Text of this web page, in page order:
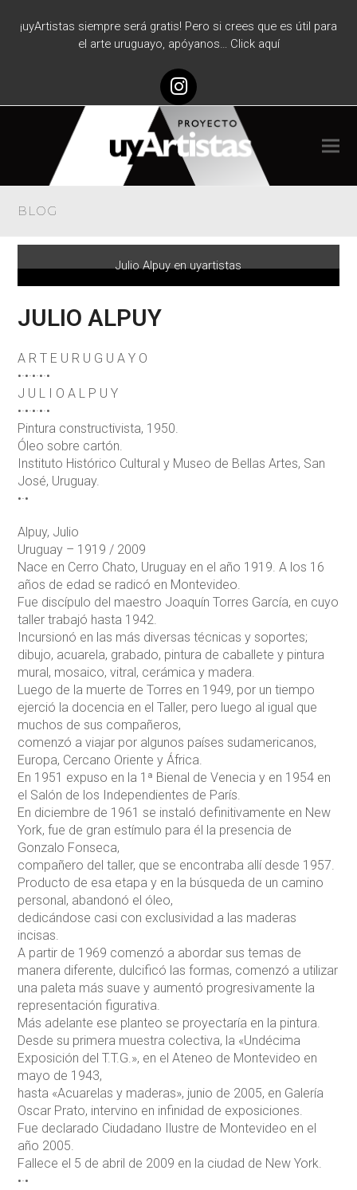
¡uyArtistas siempre será gratis! Pero si crees que es útil para
el arte uruguayo, apóyanos… Click aquí
Instagram
BLOG
Julio Alpuy en uyartistas
JULIO ALPUY
A R T E U R U G U A Y O
•·•·•·•·•
J U L I O A L P U Y
•·•·•·•·•
Pintura constructivista, 1950.
Óleo sobre cartón.
Instituto Histórico Cultural y Museo de Bellas Artes, San
José, Uruguay.
•·•
Alpuy, Julio
Uruguay – 1919 / 2009
Nace en Cerro Chato, Uruguay en el año 1919. A los 16
años de edad se radicó en Montevideo.
Fue discípulo del maestro Joaquín Torres García, en cuyo
taller trabajó hasta 1942.
Incursionó en las más diversas técnicas y soportes;
dibujo, acuarela, grabado, pintura de caballete y pintura
mural, mosaico, vitral, cerámica y madera.
Luego de la muerte de Torres en 1949, por un tiempo
ejerció la docencia en el Taller, pero luego al igual que
muchos de sus compañeros,
comenzó a viajar por algunos países sudamericanos,
Europa, Cercano Oriente y África.
En 1951 expuso en la 1ª Bienal de Venecia y en 1954 en
el Salón de los Independientes de París.
En diciembre de 1961 se instaló definitivamente en New
York, fue de gran estímulo para él la presencia de
Gonzalo Fonseca,
compañero del taller, que se encontraba allí desde 1957.
Producto de esa etapa y en la búsqueda de un camino
personal, abandonó el óleo,
dedicándose casi con exclusividad a las maderas
incisas.
A partir de 1969 comenzó a abordar sus temas de
manera diferente, dulcificó las formas, comenzó a utilizar
una paleta más suave y aumentó progresivamente la
representación figurativa.
Más adelante ese planteo se proyectaría en la pintura.
Desde su primera muestra colectiva, la «Undécima
Exposición del T.T.G.», en el Ateneo de Montevideo en
mayo de 1943,
hasta «Acuarelas y maderas», junio de 2005, en Galería
Oscar Prato, intervino en infinidad de exposiciones.
Fue declarado Ciudadano Ilustre de Montevideo en el
año 2005.
Fallece el 5 de abril de 2009 en la ciudad de New York.
•·•